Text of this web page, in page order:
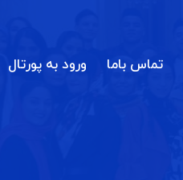
تماس باما ورود به پورتال